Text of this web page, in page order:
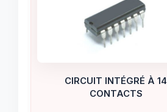
CIRCUIT INTÉGRÉ À 14
CONTACTS